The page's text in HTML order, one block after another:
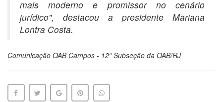
mais moderno e promissor no cenário
jurídico", destacou a presidente Mariana
Lontra Costa.
Comunicação OAB Campos - 12ª Subseção da OAB/RJ